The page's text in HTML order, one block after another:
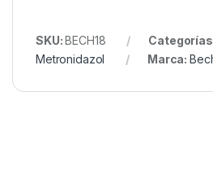
SKU:BECH18
Metronidazol
Marca: